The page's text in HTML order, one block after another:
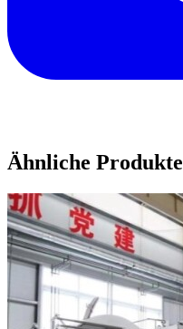
Ähnliche Produkte